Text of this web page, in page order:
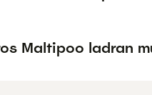
Maltipoo ladran